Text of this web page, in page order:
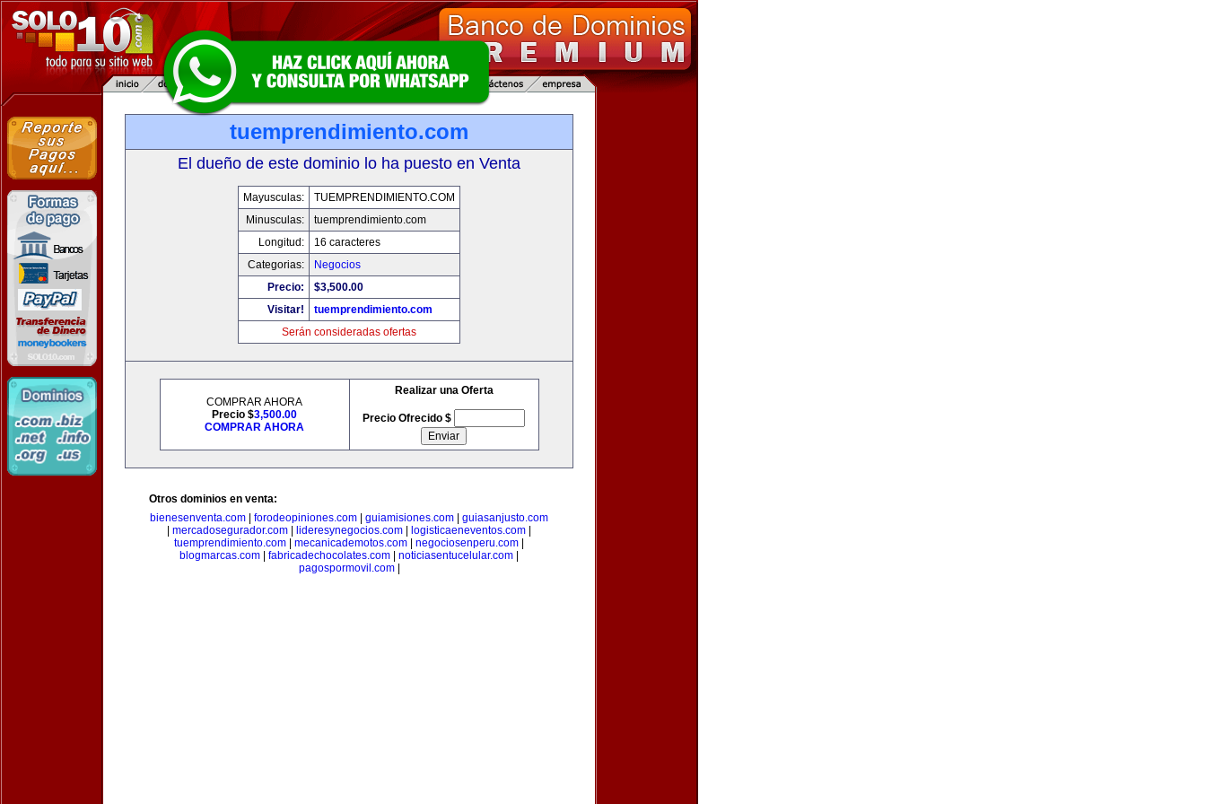
tuemprendimiento.com
El dueño de este dominio lo ha puesto en Venta
Mayusculas:
TUEMPRENDIMIENTO.COM
Minusculas:
tuemprendimiento.com
Longitud:
16 caracteres
Categorias:
Negocios
Precio:
$3,500.00
Visitar!
tuemprendimiento.com
Serán consideradas ofertas
COMPRAR AHORA
Precio $3,500.00
COMPRAR AHORA
Realizar una Oferta
Precio Ofrecido $
Otros dominios en venta:
bienesenventa.com
forodeopiniones.com guiamisiones.com
guiasanjusto.com
mercadosegurador.com lideresynegocios.com logisticaeneventos.com
tuemprendimiento.com
mecanicademotos.com negociosenperu.com
blogmarcas.com
fabricadechocolates.com noticiasentucelular.com
pagospormovil.com|